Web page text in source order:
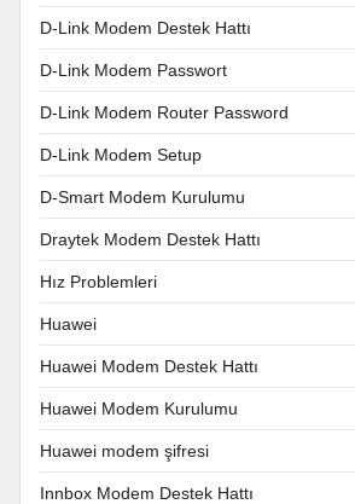
D-Link Modem Destek Hattı
D-Link Modem Passwort
D-Link Modem Router Password
D-Link Modem Setup
D-Smart Modem Kurulumu
Draytek Modem Destek Hattı
Hız Problemleri
Huawei
Huawei Modem Destek Hattı
Huawei Modem Kurulumu
Huawei modem şifresi
Innbox Modem Destek Hattı